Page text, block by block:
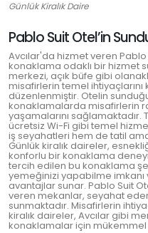
Günlük Kiralık Daire
Pablo Suit Otel’in
Avcılar'da hizmet veren
konaklama odaklı bir hizmet
merkezi, açık büfe gibi
misafirlerin temel ihtiyaçlarını
düzenlenmiştir. Otelin
konaklamalarda misafirlerin
yaşamalarını sağlamaktadır.
ücretsiz Wi-Fi gibi temel
iş seyahatleri hem de tatil
Günlük kiralık daireler,
konforlu bir konaklama
tercih edilen bu konaklama
yemeğinizi yapabilme
avantajlar sunar. Pablo Suit
veren mekanlar, seyahat
sunmaktadır. Misafirlerin
kiralık daireler, Avcılar gibi
konaklamalar için